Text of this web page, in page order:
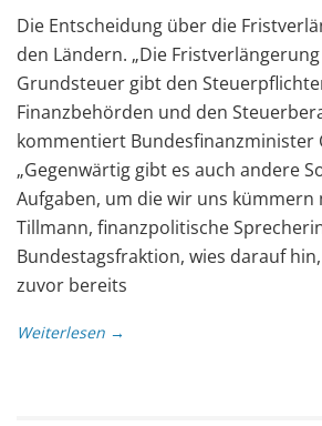
Die Entscheidung über die
den Ländern. „Die
Grundsteuer gibt den
Finanzbehörden und den
kommentiert Bundesfinanzminister
„Gegenwärtig gibt es auch andere
Aufgaben, um die wir uns kümmern
Tillmann, finanzpolitische
Bundestagsfraktion, wies darauf
zuvor bereits
Weiterlesen →